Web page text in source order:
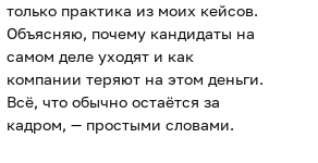
только практика из моих кейсов.
Объясняю, почему кандидаты на
самом деле уходят и как
компании теряют на этом деньги.
Всё, что обычно остаётся за
кадром, — простыми словами.